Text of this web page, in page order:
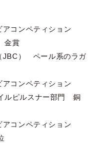
コンペティション
金賞
JBC） ペール系のラガ
コンペティション
ルピルスナー部門 銅
コンペティション